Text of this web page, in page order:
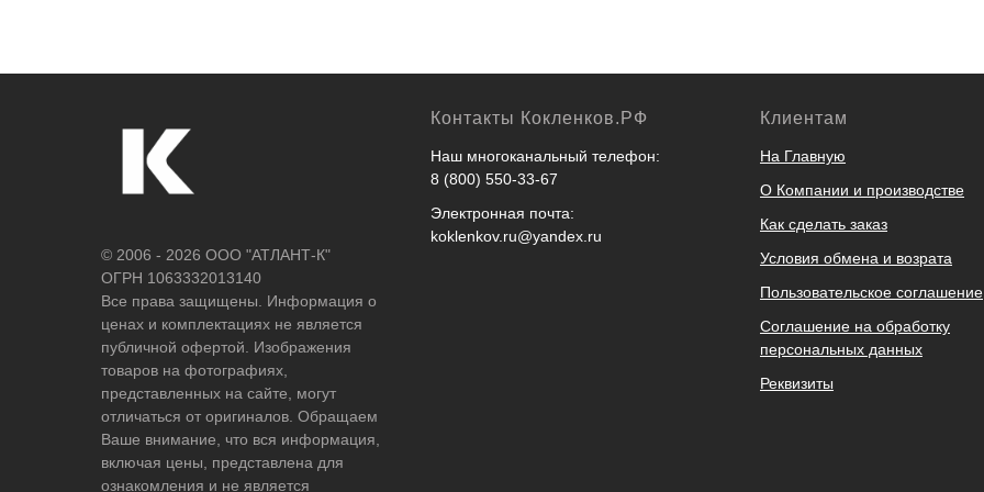
© 2006 - 2026 ООО "АТЛАНТ-К"
ОГРН 1063332013140
Все права защищены. Информация о
ценах и комплектациях не является
публичной офертой. Изображения
товаров на фотографиях,
представленных на сайте, могут
отличаться от оригиналов. Обращаем
Ваше внимание, что вся информация,
включая цены, представлена для
ознакомления и не является
Контакты Кокленков.РФ
Наш многоканальный телефон:
8 (800) 550-33-67
Электронная почта:
koklenkov.ru@yandex.ru
Клиентам
На Главную
О Компании и производстве
Как сделать заказ
Условия обмена и возрата
Пользовательское соглашение
Соглашение на обработку
персональных данных
Реквизиты